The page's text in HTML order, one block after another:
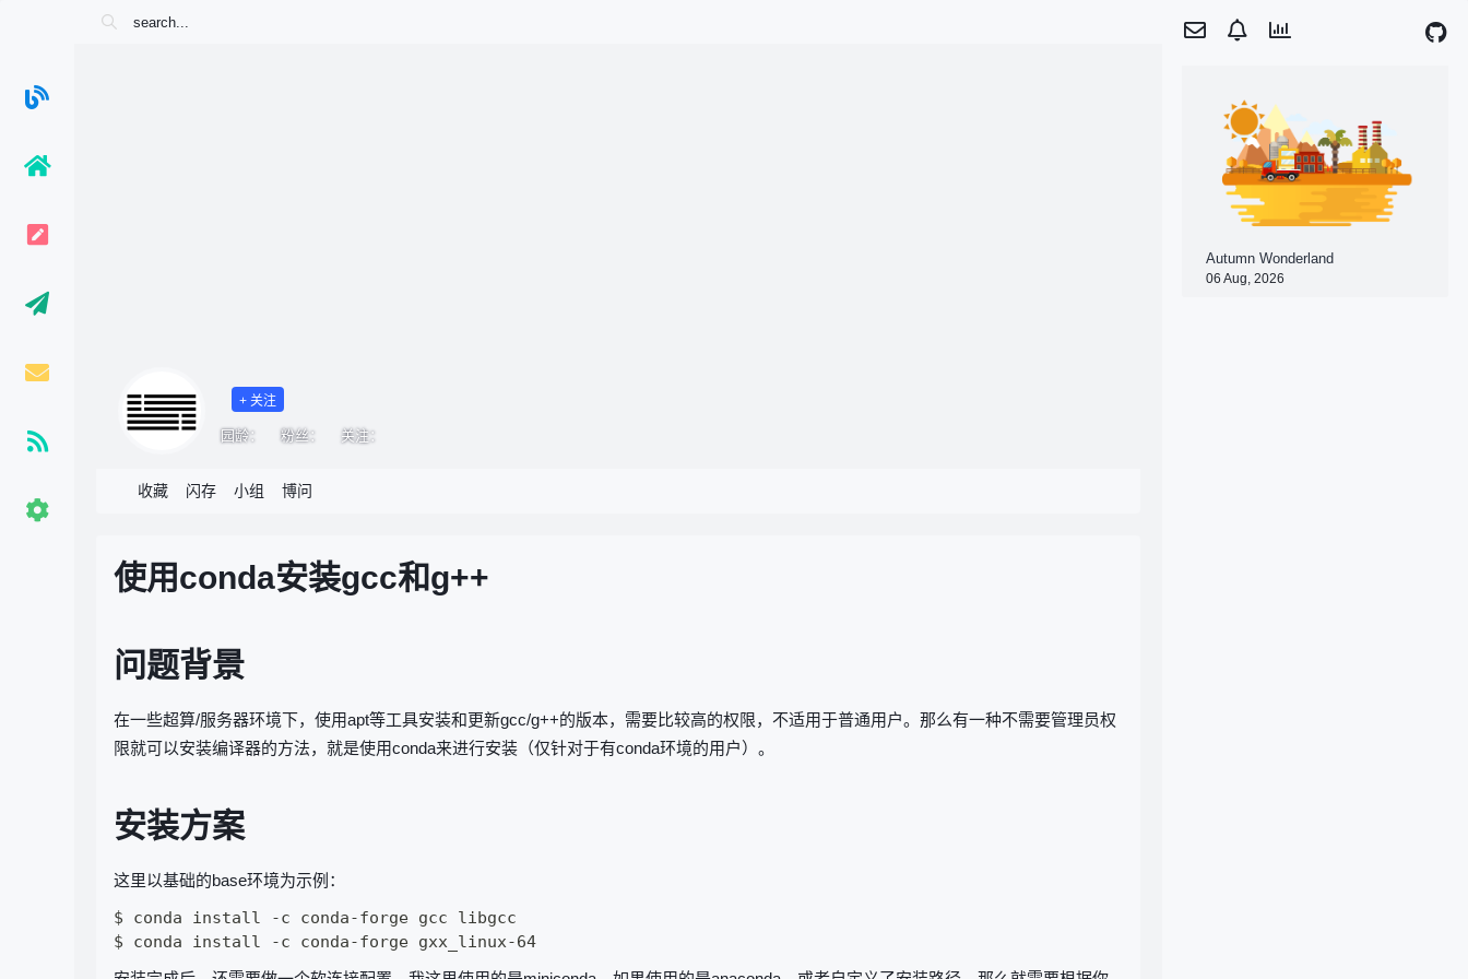
收藏 闪存 小组 博问
+ 关注
园龄： 粉丝： 关注：
使用conda安装gcc和g++
问题背景
在一些超算/服务器环境下，使用apt等工具安装和更新gcc/g++的版本，需要比较高的权限，不适用于普通用户。那么有一种不需要管理员权
限就可以安装编译器的方法，就是使用conda来进行安装（仅针对于有conda环境的用户）。
安装方案
这里以基础的base环境为示例：
$ conda install -c conda-forge gcc libgcc
Autumn Wonderland
06 Aug, 2026